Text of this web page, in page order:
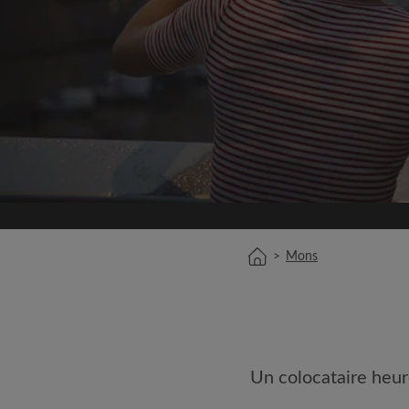
Inscrivez-vous
Nous ne publierons
votre
Trouvez
Faites une recherche
semble important
Consultez les
Sauvegardez vos
Faites vos demandes
colocataires de ce
> Mons
Un colocataire